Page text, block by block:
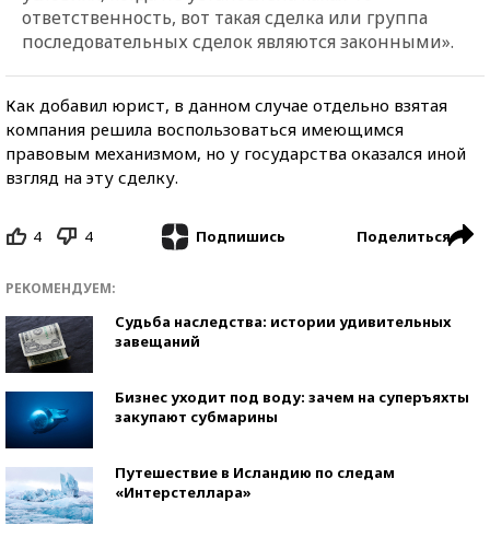
ответственность, вот такая сделка или группа
последовательных сделок являются законными».
Как добавил юрист, в данном случае отдельно взятая
компания решила воспользоваться имеющимся
правовым механизмом, но у государства оказался иной
взгляд на эту сделку.
4 4 Подпишись Поделиться
РЕКОМЕНДУЕМ:
Судьба наследства: истории удивительных
завещаний
Бизнес уходит под воду: зачем на суперъяхты
закупают субмарины
Путешествие в Исландию по следам
«Интерстеллара»